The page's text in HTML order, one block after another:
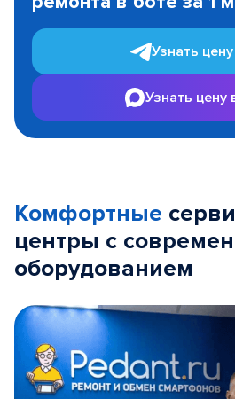
Узнать
Узнать цену
Комфортные
центры с
оборудованием